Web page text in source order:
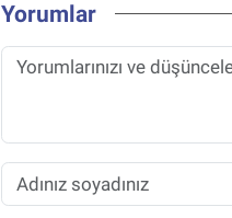
Yorumlar